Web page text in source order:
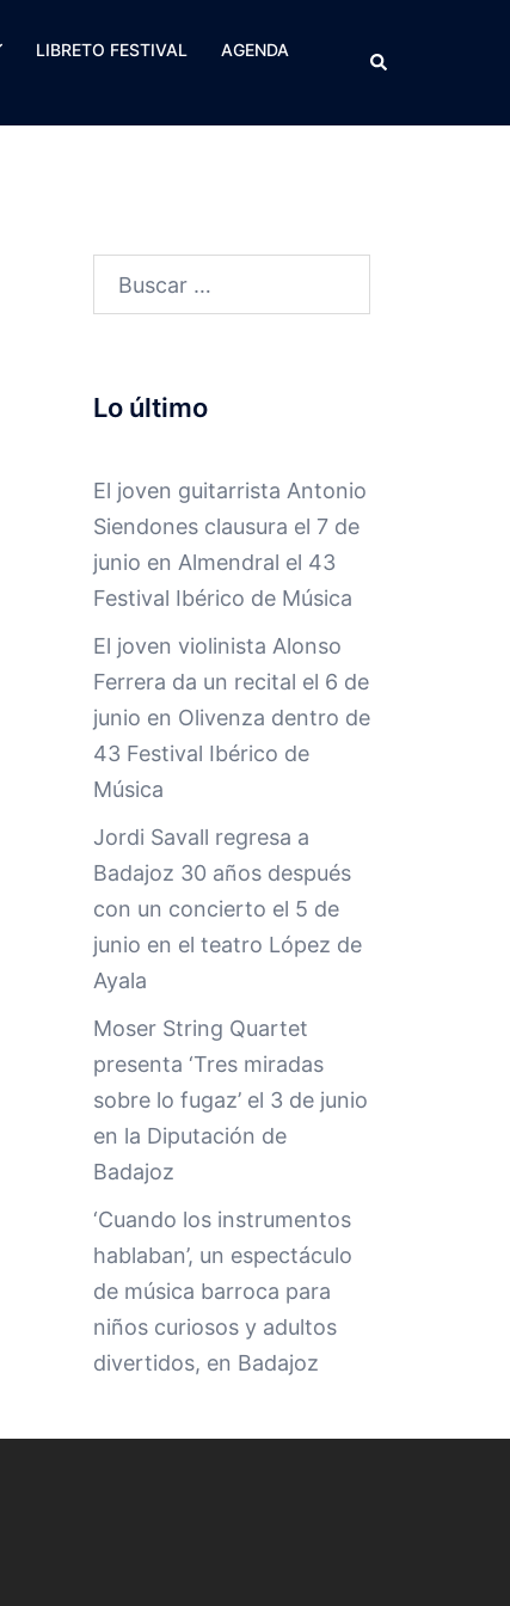
LIBRETO FESTIVAL
AGENDA
Buscar
Lo último
El joven guitarrista Antonio
Siendones clausura el 7 de
junio en Almendral el 43
Festival Ibérico de Música
El joven violinista Alonso
Ferrera da un recital el 6 de
junio en Olivenza dentro de
43 Festival Ibérico de
Música
Jordi Savall regresa a
Badajoz 30 años después
con un concierto el 5 de
junio en el teatro López de
Ayala
Moser String Quartet
presenta ‘Tres miradas
sobre lo fugaz’ el 3 de junio
en la Diputación de
Badajoz
‘Cuando los instrumentos
hablaban’, un espectáculo
de música barroca para
niños curiosos y adultos
divertidos, en Badajoz